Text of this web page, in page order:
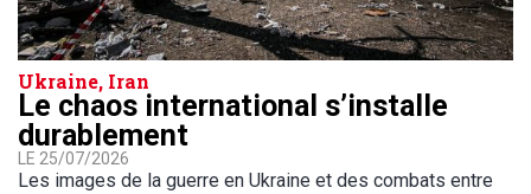
Ukraine, Iran
Le chaos international s’installe
durablement
LE 25/07/2026
Les images de la guerre en Ukraine et des combats entre